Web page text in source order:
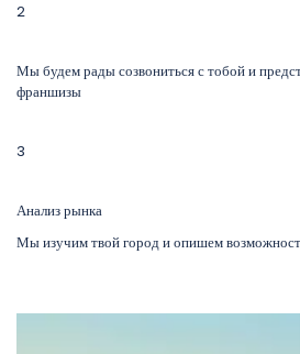
2
Мы будем рады созвониться с тобой и
франшизы
3
Анализ рынка
Мы изучим твой город и опишем